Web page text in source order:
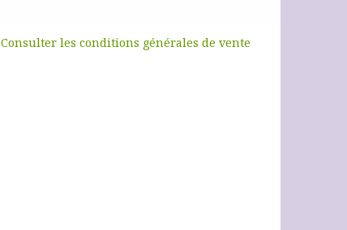
Consulter les conditions générales de vente